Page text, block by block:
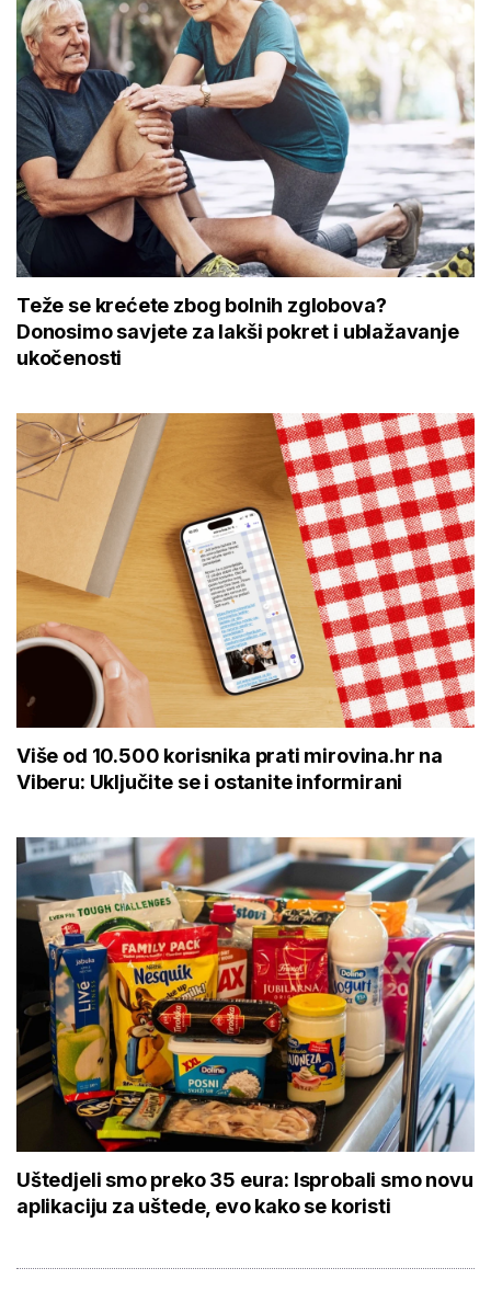
Teže se krećete zbog bolnih zglobova?
Donosimo savjete za lakši pokret i ublažavanje
ukočenosti
Više od 10.500 korisnika prati mirovina.hr na
Viberu: Uključite se i ostanite informirani
Uštedjeli smo preko 35 eura: Isprobali smo novu
aplikaciju za uštede, evo kako se koristi